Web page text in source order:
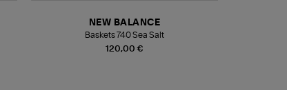
120,00 €
NEW BALANCE
Baskets 740 Sea Salt